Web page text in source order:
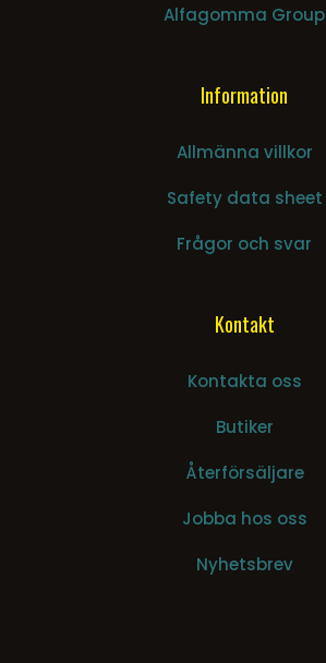
Alfagomma Group
Information
Allmänna villkor
Safety data sheet
Frågor och svar
Kontakt
Kontakta oss
Butiker
Återförsäljare
Jobba hos oss
Nyhetsbrev